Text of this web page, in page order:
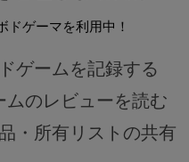
テーマ名、メカニクス名を対象にフリ
ゲームデザイナー名を指定し
ゲームデザイナー
世界観や登場
テーマ/フレー
ドゲーマを利用中！
ゲームを記録する
ムのレビューを読む
・所有リストの共有